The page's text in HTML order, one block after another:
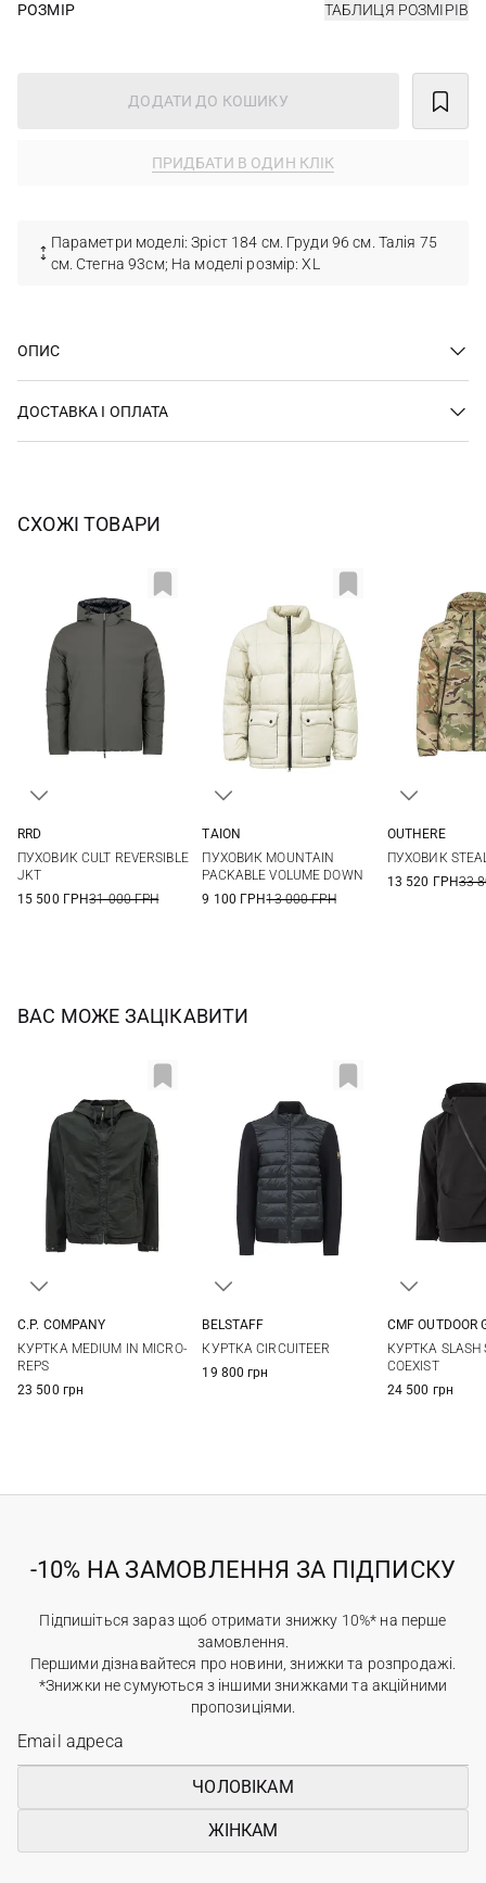
РОЗМІР ТАБЛИЦЯ РОЗМІРІВ
ДОДАТИ ДО КОШИКУ
ПРИДБАТИ В ОДИН КЛІК
Параметри моделі: Зріст 184 см. Груди 96 см. Талія 75
см. Стегна 93см; На моделі розмір: XL
ОПИС
ДОСТАВКА І ОПЛАТА
СХОЖІ ТОВАРИ
56
RRD
ПУХОВИК CULT REVERSIBLE
JKT
15 500 ГРН31 000 ГРН
TAION
ПУХОВИК MOUNTAIN
PACKABLE VOLUME DOWN
9 100 ГРН13 000 ГРН
OUTHERE
ПУХОВИК
13 520 ГРН33
ВАС МОЖЕ ЗАЦІКАВИТИ
C.P. COMPANY
КУРТКА MEDIUM IN MICRO-
REPS
23 500 грн
BELSTAFF
КУРТКА CIRCUITEER
19 800 грн
CMF OUTDOOR
КУРТКА SLASH
COEXIST
24 500 грн
-10% НА ЗАМОВЛЕННЯ ЗА ПІДПИСКУ
Підпишіться зараз щоб отримати знижку 10%* на перше
замовлення.
Першими дізнавайтеся про новини, знижки та розпродажі.
*Знижки не сумуються з іншими знижками та акційними
пропозиціями.
ЧОЛОВІКАМ
ЖІНКАМ